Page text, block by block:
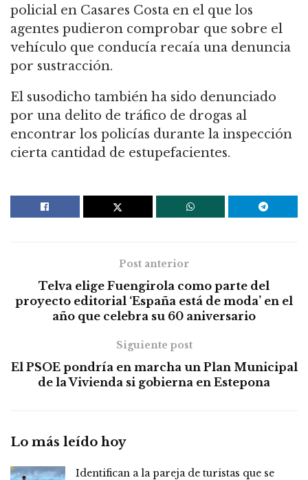
policial en Casares Costa en el que los
agentes pudieron comprobar que sobre el
vehículo que conducía recaía una denuncia
por sustracción.
El susodicho también ha sido denunciado
por una delito de tráfico de drogas al
encontrar los policías durante la inspección
cierta cantidad de estupefacientes.
Post anterior
Telva elige Fuengirola como parte del
proyecto editorial ‘España está de moda’ en el
año que celebra su 60 aniversario
Siguiente post
El PSOE pondría en marcha un Plan Municipal
de la Vivienda si gobierna en Estepona
Lo más leído hoy
Identifican a la pareja de turistas que se